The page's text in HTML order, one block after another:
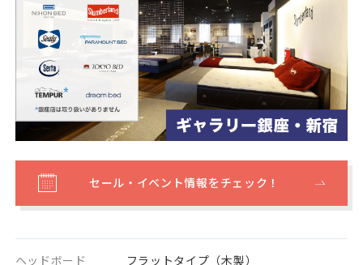
セール・イベント情報をチェック！
ヘッドボード フラットタイプ（木製）